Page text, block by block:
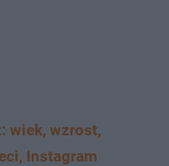
wiek, wzrost,
Instagram